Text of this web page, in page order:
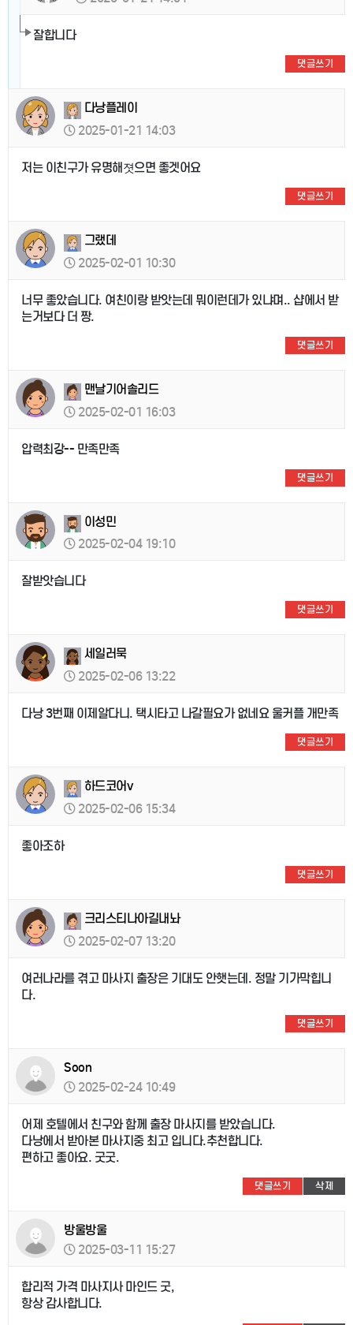
잘합니다
댓글쓰기
다낭플레이
2025-01-21 14:03
저는 이친구가 유명해졋으면 좋겟어요
댓글쓰기
그랬데
2025-02-01 10:30
너무 좋았습니다. 여친이랑 받앗는데 뭐이런데가 있냐며.. 샵에서 받
는거보다 더 짱.
댓글쓰기
맨날기어솔리드
2025-02-01 16:03
압력최강-- 만족만족
댓글쓰기
이성민
2025-02-04 19:10
잘받앗습니다
댓글쓰기
세일러묵
2025-02-06 13:22
다낭 3번째 이제알다니. 택시타고 나갈필요가 없네요 울커플 개만족
댓글쓰기
하드코어v
2025-02-06 15:34
좋아조하
댓글쓰기
크리스티나아길내놔
2025-02-07 13:20
여러나라를 겪고 마사지 출장은 기대도 안햇는데. 정말 기가막힙니
다.
댓글쓰기
Soon
2025-02-24 10:49
어제 호텔에서 친구와 함께 출장 마사지를 받았습니다.
다낭에서 받아본 마사지중 최고 입니다.추천합니다.
편하고 좋아요. 굿굿.
댓글쓰기 삭제
방울방울
2025-03-11 15:27
합리적 가격 마사지사 마인드 굿,
항상 감사합니다.